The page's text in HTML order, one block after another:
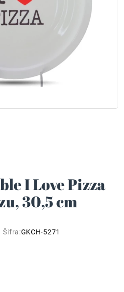
I Love Pizza
30,5 cm
Šifra:GKCH-5271